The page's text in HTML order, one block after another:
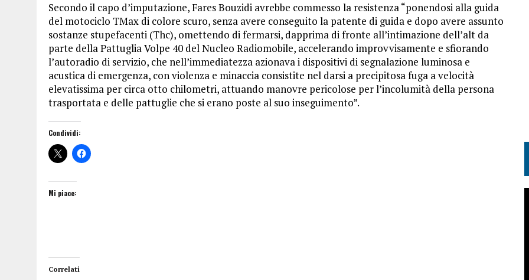
Secondo il capo d’imputazione, Fares Bouzidi avrebbe commesso la resistenza “ponendosi alla guida
del motociclo TMax di colore scuro, senza avere conseguito la patente di guida e dopo avere assunto
sostanze stupefacenti (Thc), omettendo di fermarsi, dapprima di fronte all’intimazione dell’alt da
parte della Pattuglia Volpe 40 del Nucleo Radiomobile, accelerando improvvisamente e sfiorando
l’autoradio di servizio, che nell’immediatezza azionava i dispositivi di segnalazione luminosa e
acustica di emergenza, con violenza e minaccia consistite nel darsi a precipitosa fuga a velocità
elevatissima per circa otto chilometri, attuando manovre pericolose per l’incolumità della persona
trasportata e delle pattuglie che si erano poste al suo inseguimento”.
Condividi:
Mi piace:
Correlati